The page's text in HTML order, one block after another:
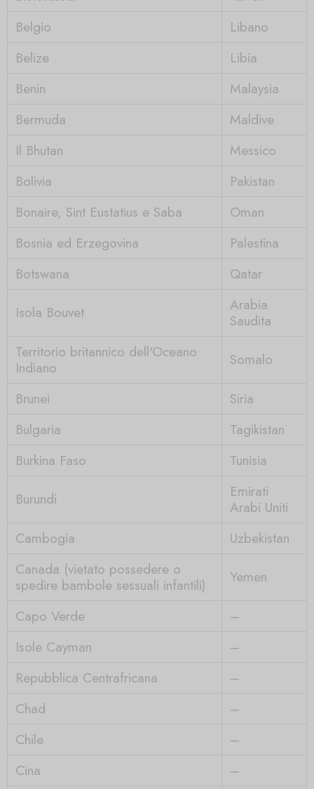
Belgio
Libano
Belize
Libia
Benin
Malaysia
Bermuda
Maldive
Il Bhutan
Messico
Bolivia
Pakistan
Bonaire, Sint Eustatius e Saba
Oman
Bosnia ed Erzegovina
Palestina
Botswana
Qatar
Isola Bouvet
Arabia
Saudita
Territorio britannico dell'Oceano
Indiano
Somalo
Brunei
Siria
Bulgaria
Tagikistan
Burkina Faso
Tunisia
Burundi
Emirati
Arabi Uniti
Cambogia
Uzbekistan
Canada (vietato possedere o
spedire bambole sessuali infantili)
Yemen
Capo Verde
–
Isole Cayman
–
Repubblica Centrafricana
–
Chad
–
Chile
–
Cina
–